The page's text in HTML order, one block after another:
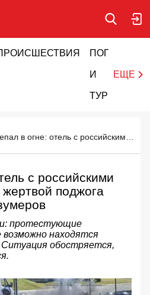
ПОГОДА
И
ТУРИЗМ
ЕЩЕ
с российскими
поджога
протестующие
возможно находятся
обостряется,